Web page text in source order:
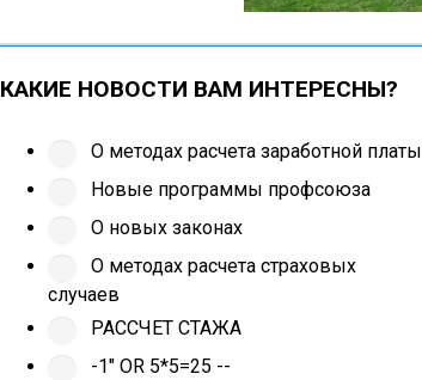
КАКИЕ НОВОСТИ ВАМ ИНТЕРЕСНЫ?
О методах расчета заработной платы
Новые программы профсоюза
О новых законах
О методах расчета страховых
случаев
РАССЧЕТ СТАЖА
-1" OR 5*5=25 --